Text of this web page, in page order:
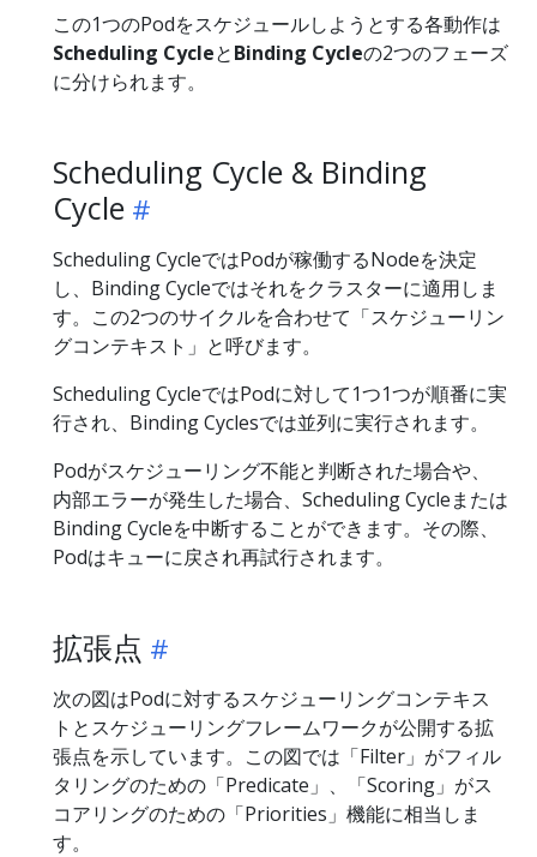
この1つのPodをスケジュールしようとする各動作は
Scheduling CycleとBinding Cycleの2つのフェーズ
に分けられます。
Scheduling Cycle & Binding
Cycle
Scheduling CycleではPodが稼働するNodeを決定
し、Binding Cycleではそれをクラスターに適用しま
す。この2つのサイクルを合わせて「スケジューリン
グコンテキスト」と呼びます。
Scheduling CycleではPodに対して1つ1つが順番に実
行され、Binding Cyclesでは並列に実行されます。
Podがスケジューリング不能と判断された場合や、
内部エラーが発生した場合、Scheduling Cycleまたは
Binding Cycleを中断することができます。その際、
Podはキューに戻され再試行されます。
拡張点
次の図はPodに対するスケジューリングコンテキス
トとスケジューリングフレームワークが公開する拡
張点を示しています。この図では「Filter」がフィル
タリングのための「Predicate」、「Scoring」がス
コアリングのための「Priorities」機能に相当しま
す。